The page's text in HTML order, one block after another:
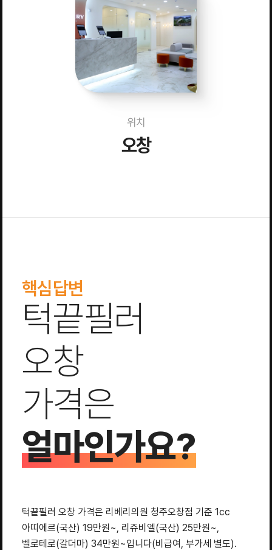
위치
오창
핵심답변
턱끝필러
오창
가격은
얼마인가요?
턱끝필러 오창 가격은 리베리의원 청주오창점 기준 1cc
아띠에르(국산) 19만원~, 리쥬비엘(국산) 25만원~,
벨로테로(갈더마) 34만원~입니다(비급여, 부가세 별도).